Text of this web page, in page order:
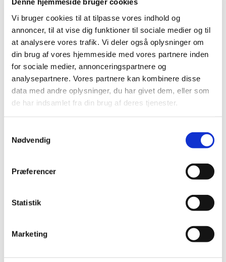
Vi bruger cookies til at tilpasse vores indhold og
annoncer, til at vise dig funktioner til sociale medier og til
at analysere vores trafik. Vi deler også oplysninger om
din brug af vores hjemmeside med vores partnere inden
for sociale medier, annonceringspartnere og
analysepartnere. Vores partnere kan kombinere disse
data med andre oplysninger, du har givet dem, eller som
de har indsamlet fra din brug af deres tjenester.
Nødvendig
Præferencer
Statistik
Marketing
Lægemiddelstyrelsen har besluttet, at Xarelto 2,5 mg med
virkning fra den 6. september 2021 ændrer…
Ongentys får generelt klausuleret tilskud
|26. august 2021 |
Lægemiddelstyrelsen har besluttet, at Ongentys med
virkning fra markedsføringstidspunktet får generelt…
Alitretinoin ”Orifarm” får ikke generelt eller
generelt klausuleret tilskud
|7. juli 2021
Lægemiddelstyrelsen har besluttet, at Alitretinoin
|7. juli 2021
Lægemiddelstyrelsen har besluttet, at Jardiance bevarer